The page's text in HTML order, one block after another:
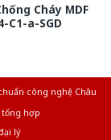
Cháy MDF
C1-a-SGD
công nghệ Châu
tổng hợp
lý